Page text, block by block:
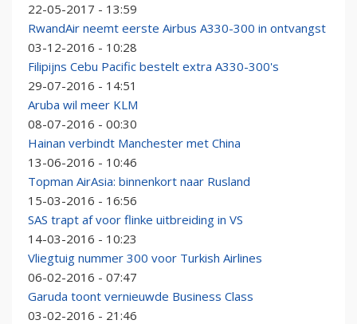
22-05-2017 - 13:59
RwandAir neemt eerste Airbus A330-300 in ontvangst
03-12-2016 - 10:28
Filipijns Cebu Pacific bestelt extra A330-300's
29-07-2016 - 14:51
Aruba wil meer KLM
08-07-2016 - 00:30
Hainan verbindt Manchester met China
13-06-2016 - 10:46
Topman AirAsia: binnenkort naar Rusland
15-03-2016 - 16:56
SAS trapt af voor flinke uitbreiding in VS
14-03-2016 - 10:23
Vliegtuig nummer 300 voor Turkish Airlines
06-02-2016 - 07:47
Garuda toont vernieuwde Business Class
03-02-2016 - 21:46